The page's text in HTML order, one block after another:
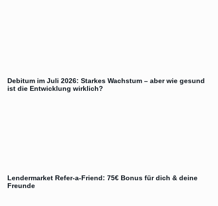
Debitum im Juli 2026: Starkes Wachstum – aber wie gesund
ist die Entwicklung wirklich?
Lendermarket Refer-a-Friend: 75€ Bonus für dich & deine
Freunde